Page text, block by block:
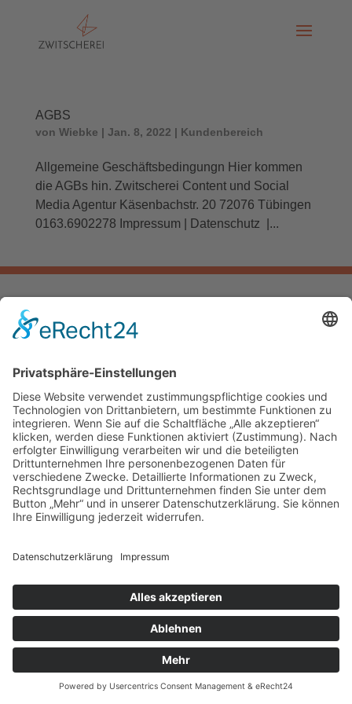
AGBS
von Wiebke | Jan. 8, 2022 | Kundenbereich
Allgemeine Geschäftsbedingungn Hier kommen
die AGBs hin. Zwitscherei Content und Social
Media Agentur Käsenbachstr. 20 72076 Tübingen
0163.6902278 Impressum | Datenschutz |...